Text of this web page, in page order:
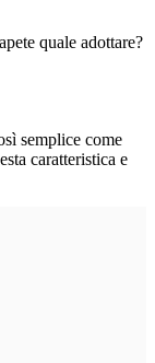
quale adottare?
semplice come
caratteristica e